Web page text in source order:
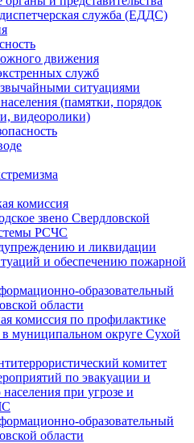
служба (ЕДДС)
движения
служб
ситуациями
(памятки, порядок
видеоролики)
комиссия
звено Свердловской
РСЧС
и ликвидации
и обеспечению пожарной
образовательный
области
комиссия по профилактике
муниципальном округе Сухой
комитет
по эвакуации и
при угрозе и
образовательный
области